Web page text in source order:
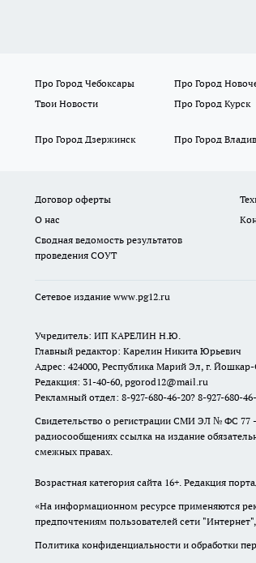
Про Город Чебоксары Про Город
Твои Новости
Про Город Курск
Про Город Дзержинск
Про Город
Договор оферты
О нас
Сводная ведомость результатов
проведения СОУТ
Сетевое издание www.pg12.ru
Учредитель: ИП КАРЕЛИН Н.Ю.
Главный редактор: Карелин Никита Юрьевич
Адрес: 424000, Республика Марий Эл, г.
Редакция: 31-40-60, pgorod12@mail.ru
Рекламный отдел: 8-927-680-46-20? 8-927-680-
Свидетельство о регистрации СМИ ЭЛ № ФС 77
радиосообщениях ссылка на издание
смежных правах.
Возрастная категория сайта 16+. Редакция
«На информационном ресурсе применяются
предпочтениям пользователей сети
Политика конфиденциальности и обработки